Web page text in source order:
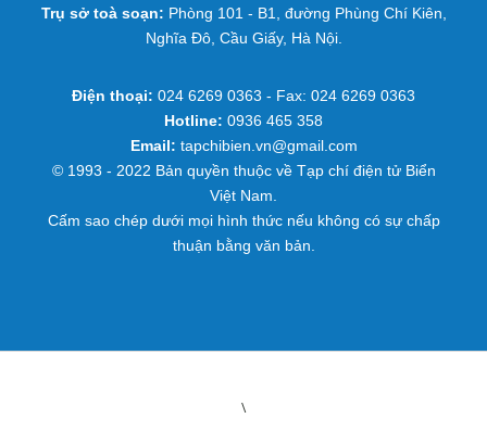
Trụ sở toà soạn: Phòng 101 - B1, đường Phùng Chí Kiên,
Nghĩa Đô, Cầu Giấy, Hà Nội.
Điện thoại: 024 6269 0363 - Fax: 024 6269 0363
Hotline: 0936 465 358
Email: tapchibien.vn@gmail.com
© 1993 - 2022 Bản quyền thuộc về Tạp chí điện tử Biển
Việt Nam.
Cấm sao chép dưới mọi hình thức nếu không có sự chấp
thuận bằng văn bản.
\